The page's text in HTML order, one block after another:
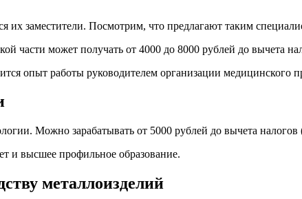
их заместители. Посмотрим, что предлагают таким
части может получать от 4000 до 8000 рублей до вычета
опыт работы руководителем организации медицинского
Можно зарабатывать от 5000 рублей до вычета
и высшее профильное образование.
металлоизделий